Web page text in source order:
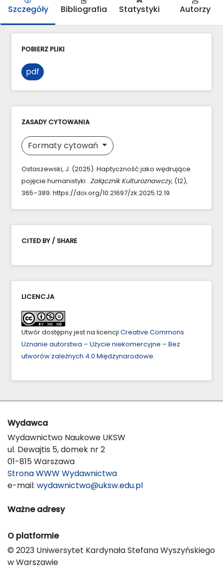
Szczegóły Bibliografia Statystyki Autorzy
POBIERZ PLIKI
pdf
ZASADY CYTOWANIA
Formaty cytowań
Ostaszewski, J. (2025). Haptyczność jako wędrujące
pojęcie humanistyki . Załącznik Kulturoznawczy, (12),
365–389. https://doi.org/10.21697/zk.2025.12.19
CITED BY / SHARE
LICENCJA
Utwór dostępny jest na licencji Creative Commons
Uznanie autorstwa – Użycie niekomercyjne – Bez
utworów zależnych 4.0 Międzynarodowe.
Wydawca
Wydawnictwo Naukowe UKSW
ul. Dewajtis 5, domek nr 2
01-815 Warszawa
Strona WWW Wydawnictwa
e-mail: wydawnictwo@uksw.edu.pl
Ważne adresy
O platformie
© 2023 Uniwersytet Kardynała Stefana Wyszyńskiego
w Warszawie